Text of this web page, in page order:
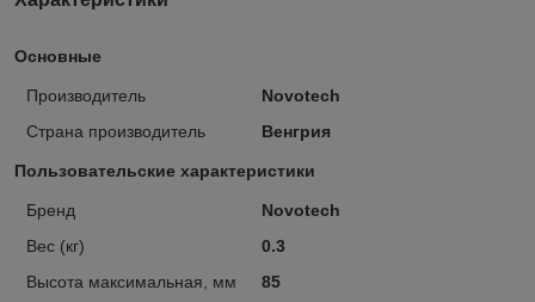
Основные
Производитель
Novotech
Страна производитель
Венгрия
Пользовательские характеристики
Бренд
Novotech
Вес (кг)
0.3
Высота максимальная, мм
85